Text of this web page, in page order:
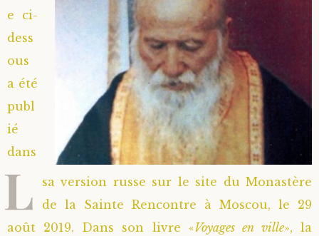
L
e ci-
dess
ous
a été
publ
ié
dans
sa version russe sur le site du Monastère
de la Sainte Rencontre à Moscou, le 29
août 2019. Dans son livre «Voyages en ville», la